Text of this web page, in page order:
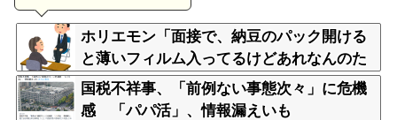
ホリエモン「面接で、納豆のパック開ける
と薄いフィルム入ってるけどあれなんのた
めか教えてって聞くわけ」
国税不祥事、「前例ない事態次々」に危機
感 「パパ活」、情報漏えいも